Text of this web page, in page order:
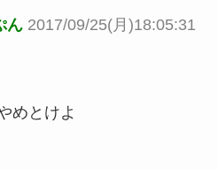
ん 2017/09/25(月)18:05:31
めとけよ